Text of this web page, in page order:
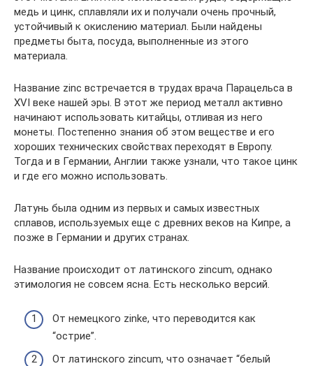
медь и цинк, сплавляли их и получали очень прочный,
устойчивый к окислению материал. Были найдены
предметы быта, посуда, выполненные из этого
материала.
Название zinc встречается в трудах врача Парацельса в
XVI веке нашей эры. В этот же период металл активно
начинают использовать китайцы, отливая из него
монеты. Постепенно знания об этом веществе и его
хороших технических свойствах переходят в Европу.
Тогда и в Германии, Англии также узнали, что такое цинк
и где его можно использовать.
Латунь была одним из первых и самых известных
сплавов, используемых еще с древних веков на Кипре, а
позже в Германии и других странах.
Название происходит от латинского zincum, однако
этимология не совсем ясна. Есть несколько версий.
От немецкого zinke, что переводится как
“острие”.
От латинского zincum, что означает “белый